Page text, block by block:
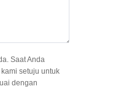
Saat Anda
setuju untuk
dengan